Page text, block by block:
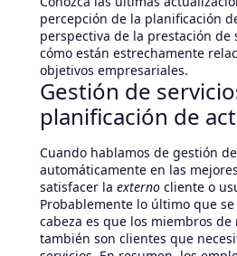
percepción de la planificación
perspectiva de la prestación de
cómo están estrechamente
objetivos empresariales.
Gestión de
planificación de
Cuando hablamos de gestión
automáticamente en las
satisfacer la externo cliente o
Probablemente lo último que
cabeza es que los miembros
también son clientes que